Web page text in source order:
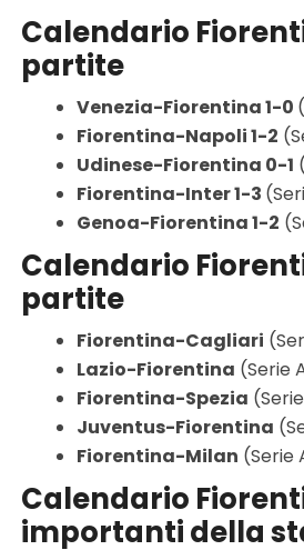
Calendario
partite
Venezia-Fiorentina 1-0
Fiorentina-Napoli 1-2
Udinese-Fiorentina 0-1
Fiorentina-Inter 1-3
Genoa-Fiorentina 1-2
Calendario
partite
Fiorentina-Cagliari
Lazio-Fiorentina (Serie
Fiorentina-Spezia
Juventus-Fiorentina
Fiorentina-Milan (Serie
Calendario
importanti della